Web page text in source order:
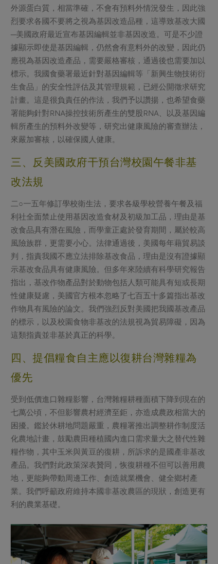
外源蛋白質，相當準確，不會有預料外情況發生，因此強
烈要求各國不要將之視為基因改造品種，這導致基改大國
─美國政府最近宣布基因編輯並非基因改造。可是不少證
據顯示即使是基因編輯，仍然會有意料外的改變，因此仍
應視為基因改造產品，需要嚴格審核，通過後也需要加以
標示。我國食藥署最近針對基因編輯等「新興生物技術衍
生食品」的安全性評估及其管理規範，已經公開徵求研究
計畫。這是很負責任的作法，我們予以讚揚，也希望食藥
署能夠針對RNA操控技術所產生的雙股RNA、以及基因編
輯所產生的預料外改變等，研究出健康風險的審查辦法，
來嚴加審核，以確保國人健康。
三、反美國政府干預台灣校園午餐非基
改法規
二○一五年修訂學校衛生法，要求各級學校營養午餐及福
利社全面禁止使用基因改造食材及初級加工品，理由是基
改食品具有潛在風險，而學童正處於發育期間，屬於較高
風險族群，更需要小心。法律通過後，美國每年藉貿易談
判，指責我國不應立法排除基改食品，理由是沒有證據顯
示基改食品具有健康風險。但多年來陸續有科學研究報告
指出，基改作物產品對於動物包括人類可能具有短或長期
性健康疑慮，美國官方根本忽略了七百五十多篇指出基改
作物具有風險的論文。我們強烈反對美國把我國基改產品
的標示，以及校園食物非基改的法規視為貿易障礙，因為
這類指責並非基於真正的科學。
四、提倡糧食自主應以復耕台灣雜糧為
優先
受到低價進口雜糧影響，台灣雜糧耕種面積下降到現在的
七萬公頃，不但影響農村經濟至鉅，亦造成農政相當大的
困擾。鑑於休耕地問題嚴重，農糧署推出調整耕作制度活
化農地計畫，鼓勵農田種植國內進口需求量大之替代性雜
糧作物，其中玉米與黃豆的復耕，所訴求的是國產非基改
產品。我們對此政策深表贊同，恢復耕種不但可以善用農
地，更能夠帶動周邊工作、創造就業機會、健全鄉村產
業。我們呼籲政府維持本國非基改農區的現狀，創造更有
利的農業基礎。